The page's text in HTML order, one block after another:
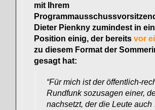
mit Ihrem
Dieter Pienkny zumindest in
Position einig, der bereits vor
zu diesem Format der
gesagt hat:
“Für mich ist der öffentlich-
Rundfunk sozusagen einer,
nachsetzt, der die Leute